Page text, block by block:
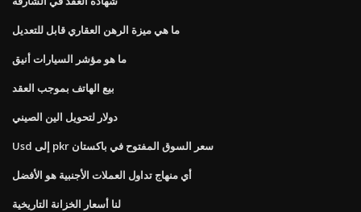
ما هي ميزة الرهن العقاري قابل للتعديل
ما هو مؤشر السيارات أنيق
بيع الهاتف بموجب العقد
دولار لتحويل الين الصيني
Usd إلى pkr سعر السوق المفتوح في باكستان
أي منهاج تداول العملات الأجنبية هو الأفضل
لنا أسعار الخزانة التاريخية